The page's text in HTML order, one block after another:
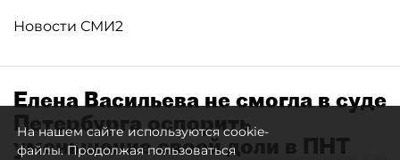
Новости СМИ2
Елена Васильева не смогла в суде
Петербурга оспорить
уменьшение своей доли в ПНТ
На нашем сайте используются cookie-
файлы. Продолжая пользоваться